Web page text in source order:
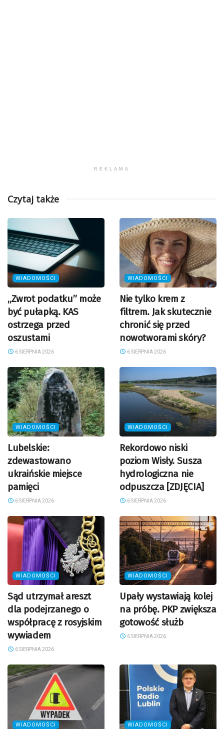
REKLAMA
Czytaj także
WIADOMOŚCI
„Zwrot podatku” może
być pułapką. KAS
ostrzega przed
oszustami
6 SIERPNIA 2026
WIADOMOŚCI
Nie tylko krem z
filtrem. Jak skutecznie
chronić się przed
nowotworami skóry?
6 SIERPNIA 2026
WIADOMOŚCI
Lubelskie:
zdewastowano
ukraińskie miejsce
pamięci
6 SIERPNIA 2026
WIADOMOŚCI
Rekordowo niski
poziom Wisły. Susza
hydrologiczna nie
odpuszcza [ZDJĘCIA]
6 SIERPNIA 2026
WIADOMOŚCI
Sąd utrzymał areszt
dla podejrzanego o
współpracę z rosyjskim
wywiadem
6 SIERPNIA 2026
WIADOMOŚCI
Upały wystawiają kolej
na próbę. PKP zwiększa
gotowość służb
6 SIERPNIA 2026
WIADOMOŚCI WIADOMOŚCI